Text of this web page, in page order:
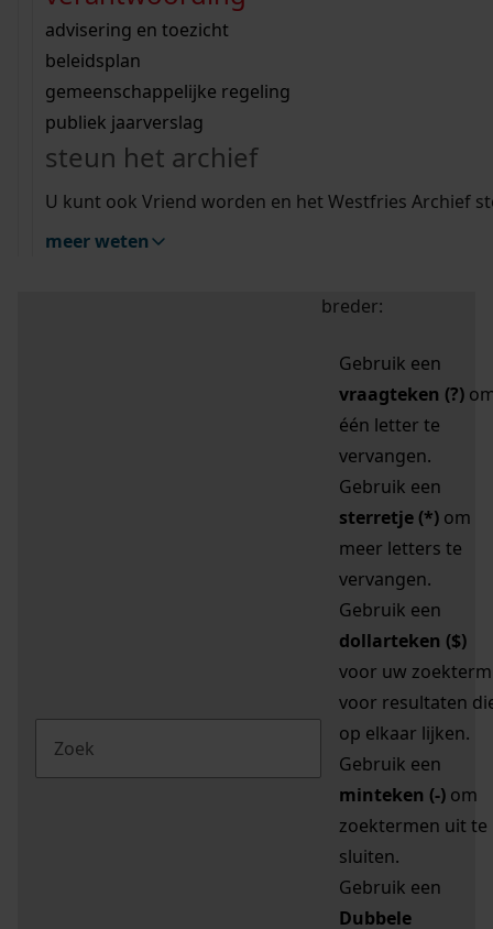
bouwvergunningen
omgevingsvergunningen
vergunningen
beeld en geluid
uitleg nodig?
Wij helpen u op weg met een aantal zoektips.
bekijk alle zoektips
Wij helpen u op weg met een aantal zoektips.
bekijk alle zoektips
bekijk ons geschiedenislokaal
advisering en toezicht
beleidsplan
gemeenschappelijke regeling
publiek jaarverslag
steun het archief
U kunt ook Vriend worden en het Westfries Archief
meer weten
zoektips
Mijn Studiezaal (inloggen)
uw zoekopdracht te
breder:
Gebruik een
vraagteken (?)
één letter te
vervangen.
Gebruik een
sterretje (*) om
meer letters te
vervangen.
Gebruik een
dollarteken ($)
voor uw zoekterm
voor resultaten
op elkaar lijken.
Gebruik een
minteken (-) om
zoektermen uit te
sluiten.
Gebruik een
Dubbele